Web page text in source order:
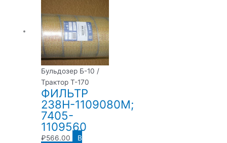
Бульдозер Б-10 /
Трактор Т-170
ФИЛЬТР
238Н-1109080М;
7405-
1109560
₽566.00
В